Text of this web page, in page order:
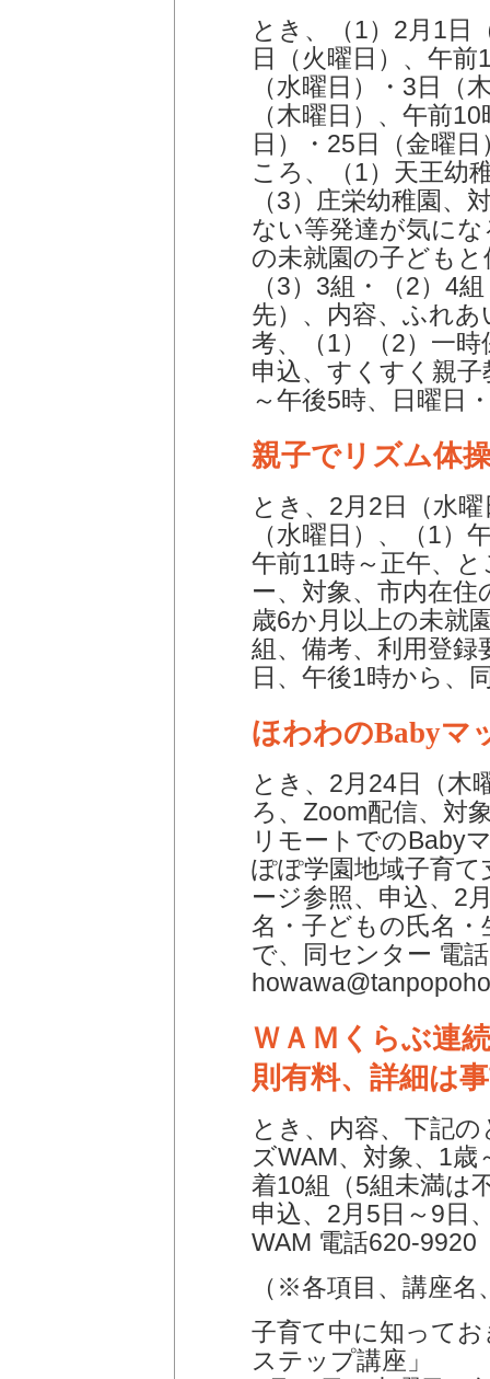
とき、（1）2月1日
日（火曜日）、午
（水曜日）・3日（
（木曜日）、午前
日）・25日（金曜
ころ、（1）天王幼
（3）庄栄幼稚園、
ない等発達が気に
の未就園の子ども
（3）3組・（2）4
先）、内容、ふれ
考、（1）（2）一
申込、すくすく親
～午後5時、日曜日
親子でリズム体
とき、2月2日（水
（水曜日）、（1）
午前11時～正午、
ー、対象、市内在
歳6か月以上の未就
組、備考、利用登録
日、午後1時から、
ほわわのBabyマ
とき、2月24日（木
ろ、Zoom配信、対
リモートでのBaby
ぽぽ学園地域子育
ージ参照、申込、2
名・子どもの氏名
で、同センター 電
ＷＡＭくらぶ連
則有料、詳細は
とき、内容、下記
ズWAM、対象、1
着10組（5組未満は
申込、2月5日～9日
WAM 電話620-9920
（※各項目、講座
子育て中に知って
ステップ講座」